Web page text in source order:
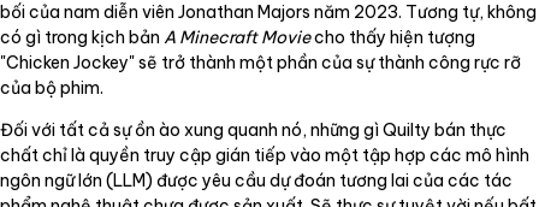
bối của nam diễn viên Jonathan Majors năm 2023. Tương tự, không
có gì trong kịch bản A Minecraft Moviecho thấy hiện tượng
"Chicken Jockey" sẽ trở thành một phần của sự thành công rực rỡ
của bộ phim.
Đối với tất cả sự ồn ào xung quanh nó, những gì Quilty bán thực
chất chỉ là quyền truy cập gián tiếp vào một tập hợp các mô hình
ngôn ngữ lớn (LLM) được yêu cầu dự đoán tương lai của các tác